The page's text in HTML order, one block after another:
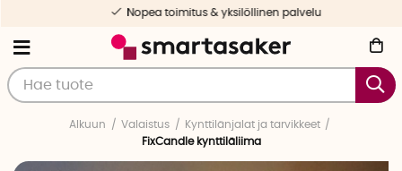
Nopea toimitus & yksilöllinen palvelu
Alkuun Valaistus
Kynttilänjalat ja tarvikkeet
FixCandle kynttiläliima